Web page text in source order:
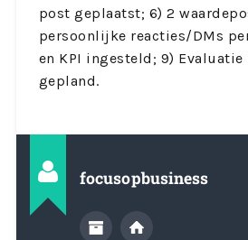
post geplaatst; 6) 2
persoonlijke reacties/DMs
en KPI ingesteld; 9) Evaluatie
gepland.
focusopbusiness